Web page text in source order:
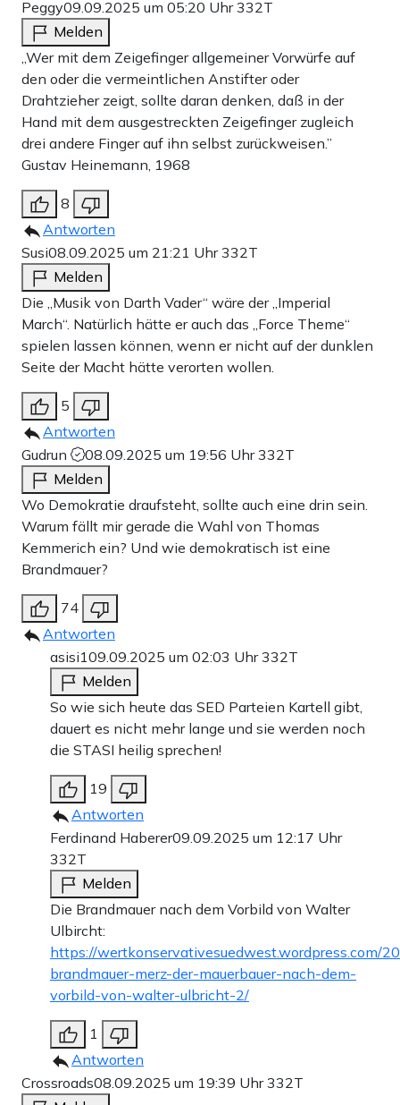
Peggy09.09.2025 um 05:20 Uhr332T
Melden
„Wer mit dem Zeigefinger allgemeiner Vorwürfe auf
den oder die vermeintlichen Anstifter oder
Drahtzieher zeigt, sollte daran denken, daß in der
Hand mit dem ausgestreckten Zeigefinger zugleich
drei andere Finger auf ihn selbst zurückweisen.”
Gustav Heinemann, 1968
8
Antworten
Susi08.09.2025 um 21:21 Uhr332T
Melden
Die „Musik von Darth Vader“ wäre der „Imperial
March“. Natürlich hätte er auch das „Force Theme“
spielen lassen können, wenn er nicht auf der dunklen
Seite der Macht hätte verorten wollen.
5
Antworten
Gudrun
08.09.2025 um 19:56 Uhr332T
Melden
Wo Demokratie draufsteht, sollte auch eine drin sein.
Warum fällt mir gerade die Wahl von Thomas
Kemmerich ein? Und wie demokratisch ist eine
Brandmauer?
74
Antworten
asisi109.09.2025 um 02:03 Uhr332T
Melden
So wie sich heute das SED Parteien Kartell gibt,
dauert es nicht mehr lange und sie werden noch
die STASI heilig sprechen!
19
Antworten
Ferdinand Haberer09.09.2025 um 12:17 Uhr
332T
Melden
Die Brandmauer nach dem Vorbild von Walter
Ulbircht:
https://wertkonservativesuedwest.wordpress.com/
brandmauer-merz-der-mauerbauer-nach-dem-
vorbild-von-walter-ulbricht-2/
1
Antworten
Crossroads08.09.2025 um 19:39 Uhr332T